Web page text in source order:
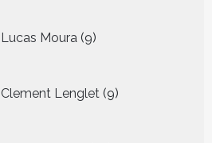
Lucas Moura 9
producten
Clement Lenglet 9
producten